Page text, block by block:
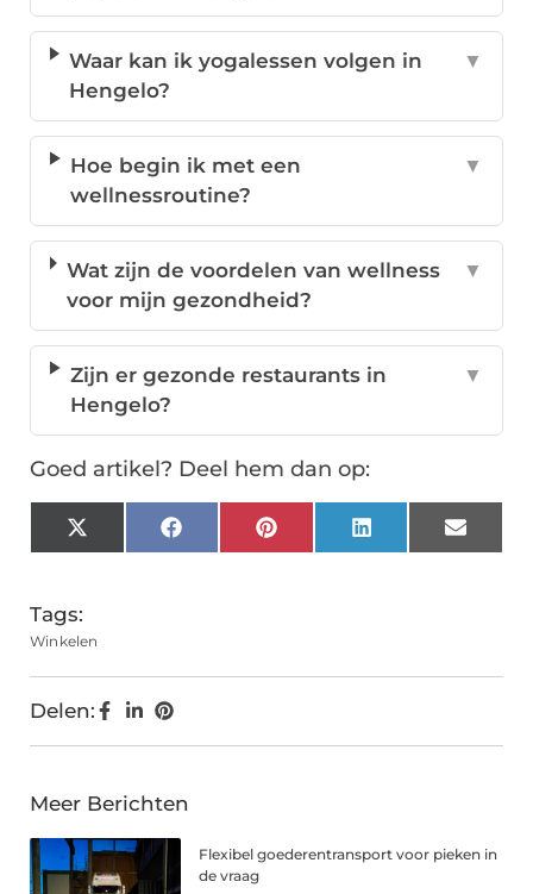
Waar kan ik yogalessen volgen in
Hengelo?
▼
Hoe begin ik met een
wellnessroutine?
▼
Wat zijn de voordelen van wellness
voor mijn gezondheid?
▼
Zijn er gezonde restaurants in
Hengelo?
▼
Goed artikel? Deel hem dan op:
X
(Twitter)
FacebookPinterestLinkedInEmail
Tags:
Winkelen
Delen:
Meer Berichten
Flexibel goederentransport voor pieken in
de vraag